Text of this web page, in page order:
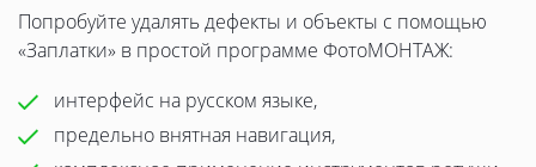
Попробуйте удалять дефекты и объекты с помощью
«Заплатки» в простой программе ФотоМОНТАЖ:
интерфейс на русском языке,
предельно внятная навигация,